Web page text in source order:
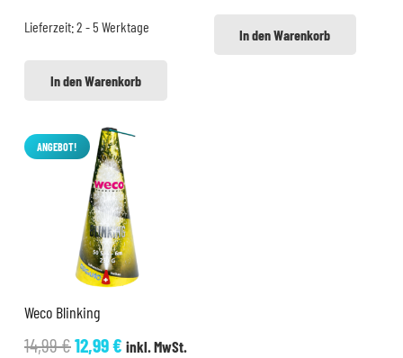
Lieferzeit:2 - 5 Werktage
In den Warenkorb
In den Warenkorb
ANGEBOT!
Weco Blinking
14,99€Ursprünglicher
12,99€Aktueller
inkl. MwSt.